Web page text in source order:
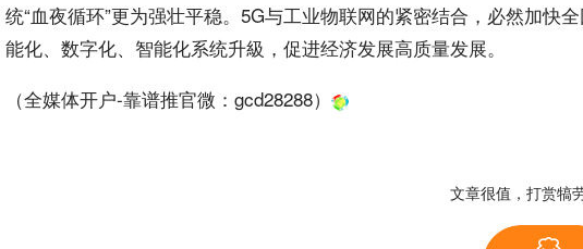
统“血夜循环”更为强壮平稳。5G与工业物联网的紧密结合，必然加快
能化、数字化、智能化系统升級，促进经济发展高质量发展。
（全媒体开户-靠谱推官微： gcd28288）
文章很值，打赏犒